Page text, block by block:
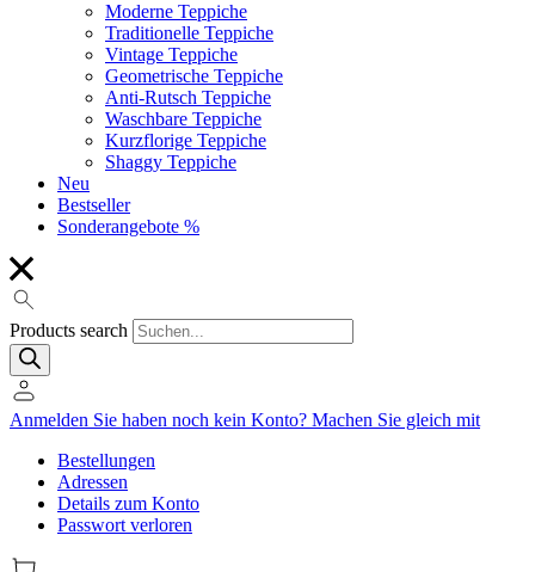
Moderne Teppiche
Traditionelle Teppiche
Vintage Teppiche
Geometrische Teppiche
Anti-Rutsch Teppiche
Waschbare Teppiche
Kurzflorige Teppiche
Shaggy Teppiche
Neu
Bestseller
Sonderangebote %
Products search
Anmelden Sie haben noch kein Konto? Machen Sie gleich mit
Bestellungen
Adressen
Details zum Konto
Passwort verloren